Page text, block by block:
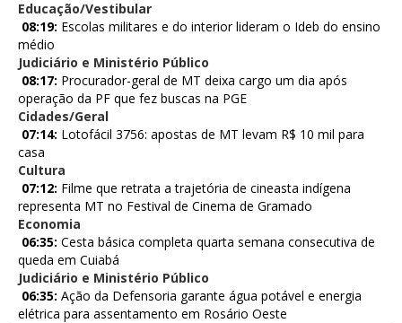
Educação/Vestibular
08:19: Escolas militares e do interior lideram o Ideb do ensino
médio
Judiciário e Ministério Público
08:17: Procurador-geral de MT deixa cargo um dia após
operação da PF que fez buscas na PGE
Cidades/Geral
07:14: Lotofácil 3756: apostas de MT levam R$ 10 mil para
casa
Cultura
07:12: Filme que retrata a trajetória de cineasta indígena
representa MT no Festival de Cinema de Gramado
Economia
06:35: Cesta básica completa quarta semana consecutiva de
queda em Cuiabá
Judiciário e Ministério Público
06:35: Ação da Defensoria garante água potável e energia
elétrica para assentamento em Rosário Oeste